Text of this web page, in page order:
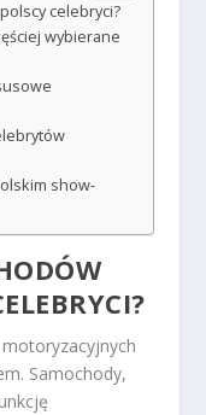
celebryci?
wybierane
show-
Samochody,